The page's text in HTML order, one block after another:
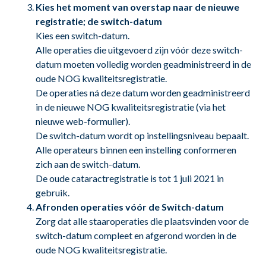
Kies het moment van overstap naar de nieuwe
registratie; de switch-datum
Kies een switch-datum.
Alle operaties die uitgevoerd zijn vóór deze switch-
datum moeten volledig worden geadministreerd in de
oude NOG kwaliteitsregistratie.
De operaties ná deze datum worden geadministreerd
in de nieuwe NOG kwaliteitsregistratie (via het
nieuwe web-formulier).
De switch-datum wordt op instellingsniveau bepaalt.
Alle operateurs binnen een instelling conformeren
zich aan de switch-datum.
De oude cataractregistratie is tot 1 juli 2021 in
gebruik.
Afronden operaties vóór de Switch-datum
Zorg dat alle staaroperaties die plaatsvinden voor de
switch-datum compleet en afgerond worden in de
oude NOG kwaliteitsregistratie.